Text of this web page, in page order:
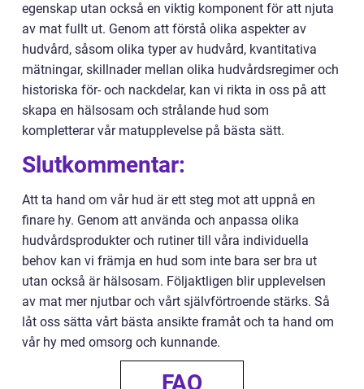
egenskap utan också en viktig komponent för att njuta
av mat fullt ut. Genom att förstå olika aspekter av
hudvård, såsom olika typer av hudvård, kvantitativa
mätningar, skillnader mellan olika hudvårdsregimer och
historiska för- och nackdelar, kan vi rikta in oss på att
skapa en hälsosam och strålande hud som
kompletterar vår matupplevelse på bästa sätt.
Slutkommentar:
Att ta hand om vår hud är ett steg mot att uppnå en
finare hy. Genom att använda och anpassa olika
hudvårdsprodukter och rutiner till våra individuella
behov kan vi främja en hud som inte bara ser bra ut
utan också är hälsosam. Följaktligen blir upplevelsen
av mat mer njutbar och vårt självförtroende stärks. Så
låt oss sätta vårt bästa ansikte framåt och ta hand om
vår hy med omsorg och kunnande.
FAQ